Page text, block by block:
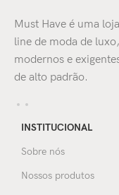
Must Have é uma
line de moda de
modernos e
de alto padrão.
INSTITUCIONAL
Sobre nós
Nossos produtos